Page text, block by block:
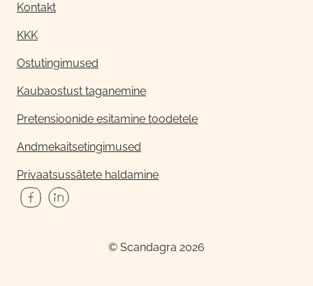
Kontakt
KKK
Ostutingimused
Kaubaostust taganemine
Pretensioonide esitamine toodetele
Andmekaitsetingimused
Privaatsussätete haldamine
© Scandagra 2026